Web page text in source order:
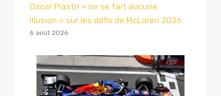
Oscar Piastri « ne se fait aucune
illusion » sur les défis de McLaren 2026
6 août 2026